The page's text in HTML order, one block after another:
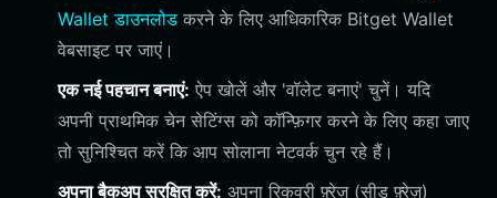
Wallet डाउनलोड करने के लिए आधिकारिक Bitget Wallet
वेबसाइट पर जाएं।
एक नई पहचान बनाएं: ऐप खोलें और 'वॉलेट बनाएं' चुनें। यदि
अपनी प्राथमिक चेन सेटिंग्स को कॉन्फ़िगर करने के लिए कहा जाए
तो सुनिश्चित करें कि आप सोलाना नेटवर्क चुन रहे हैं।
अपना बैकअप सुरक्षित करें: अपना रिकवरी फ़्रेज़ (सीड फ़्रेज़)